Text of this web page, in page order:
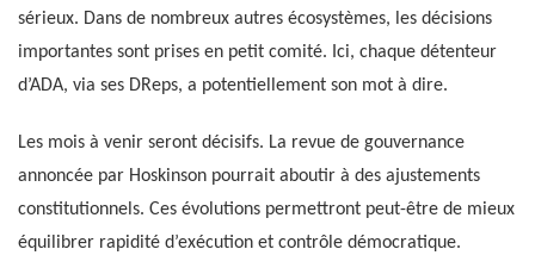
sérieux. Dans de nombreux autres écosystèmes, les décisions
importantes sont prises en petit comité. Ici, chaque détenteur
d’ADA, via ses DReps, a potentiellement son mot à dire.
Les mois à venir seront décisifs. La revue de gouvernance
annoncée par Hoskinson pourrait aboutir à des ajustements
constitutionnels. Ces évolutions permettront peut-être de mieux
équilibrer rapidité d’exécution et contrôle démocratique.